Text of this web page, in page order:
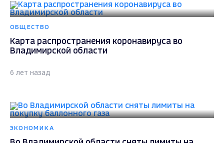
ОБЩЕСТВО
Карта распространения коронавируса во
Владимирской области
6 лет назад
ЭКОНОМИКА